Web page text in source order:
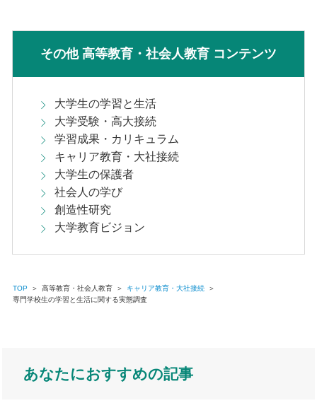
その他 高等教育・社会人教育 コンテンツ
大学生の学習と生活
大学受験・高大接続
学習成果・カリキュラム
キャリア教育・大社接続
大学生の保護者
社会人の学び
創造性研究
大学教育ビジョン
TOP ＞ 高等教育・社会人教育 ＞ キャリア教育・大社接続
＞
専門学校生の学習と生活に関する実態調査
あなたにおすすめの記事